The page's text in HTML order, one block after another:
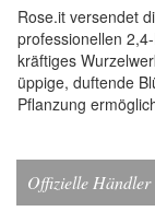
Rose.it versendet
professionellen
kräftiges
üppige, duftende
Pflanzung
Offizielle Händler